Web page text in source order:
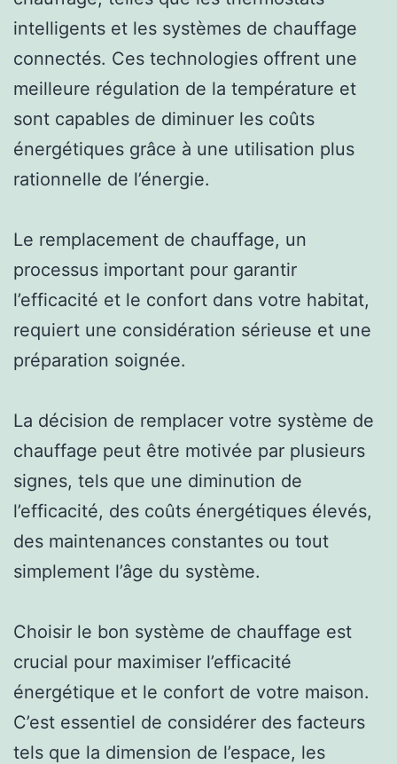
intelligents et les systèmes de chauffage
connectés. Ces technologies offrent une
meilleure régulation de la température et
sont capables de diminuer les coûts
énergétiques grâce à une utilisation plus
rationnelle de l’énergie.
Le remplacement de chauffage, un
processus important pour garantir
l’efficacité et le confort dans votre habitat,
requiert une considération sérieuse et une
préparation soignée.
La décision de remplacer votre système de
chauffage peut être motivée par plusieurs
signes, tels que une diminution de
l’efficacité, des coûts énergétiques élevés,
des maintenances constantes ou tout
simplement l’âge du système.
Choisir le bon système de chauffage est
crucial pour maximiser l’efficacité
énergétique et le confort de votre maison.
C’est essentiel de considérer des facteurs
tels que la dimension de l’espace, les